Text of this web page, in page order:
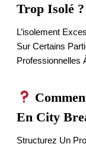
Trop Isolé ?
L’isolement
Sur Certains
Professionnelles
En City
Structurez Un